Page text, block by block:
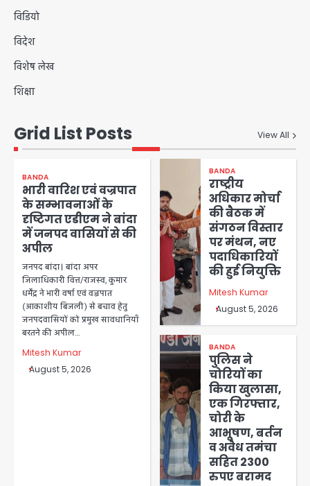
विडियो
विदेश
विशेष लेख
शिक्षा
Grid List Posts View All
BANDA
भारी वारिश एवं वज्रपात
के सम्भावनाओं के
दृष्टिगत एडीएम ने बांदा
में जनपद वासियों से की
अपील
जनपद बांदा। बांदा अपर
जिलाधिकारी वित्त/राजस्व, कुमार
धर्मेंद्र ने भारी वर्षा एवं वज्रपात
(आकाशीय बिजली) से बचाव हेतु
जनपदवासियों को प्रमुख सावधानियाँ
बरतने की अपील…
Mitesh Kumar
August 5, 2026
BANDA
राष्ट्रीय
अधिकार मोर्चा
की बैठक में
संगठन विस्तार
पर मंथन, नए
पदाधिकारियों
की हुई नियुक्ति
Mitesh Kumar
August 5, 2026
BANDA
पुलिस ने
चोरियों का
किया खुलासा,
एक गिरफ्तार,
चोरी के
आभूषण, बर्तन
व अवैध तमंचा
सहित 2300
रुपए बरामद